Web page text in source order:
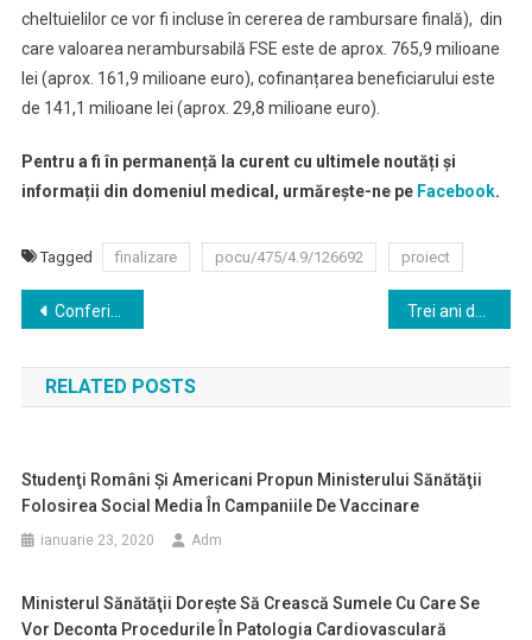
cheltuielilor ce vor fi incluse în cererea de rambursare finală), din
care valoarea nerambursabilă FSE este de aprox. 765,9 milioane
lei (aprox. 161,9 milioane euro), cofinanțarea beneficiarului este
de 141,1 milioane lei (aprox. 29,8 milioane euro).
Pentru a fi în permanență la curent cu ultimele noutăți și
informații din domeniul medical, urmărește-ne pe Facebook.
Tagged finalizare pocu/475/4.9/126692 proiect
Navigare
în
articole
Conferința APCI 2019: 18-19 octombrie, Cluj Napoca
RELATED POSTS
Studenţi Români Şi Americani Propun Ministerului Sănătăţii
Folosirea Social Media În Campaniile De Vaccinare
ianuarie 23, 2020 Adm
Ministerul Sănătăţii Doreşte Să Crească Sumele Cu Care Se
Vor Deconta Procedurile În Patologia Cardiovasculară